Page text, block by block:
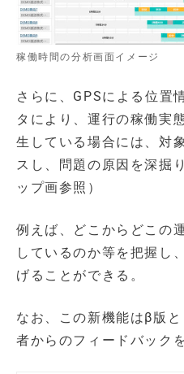
稼働時間の分析画面イメージ
さらに、GPSによる位置
タにより、運行の稼働実
生している場合には、対
スし、問題の原因を深掘
ップ画参照）
例えば、どこからどこの
しているのか等を把握し
げることができる。
なお、この新機能はβ版
者からのフィードバック